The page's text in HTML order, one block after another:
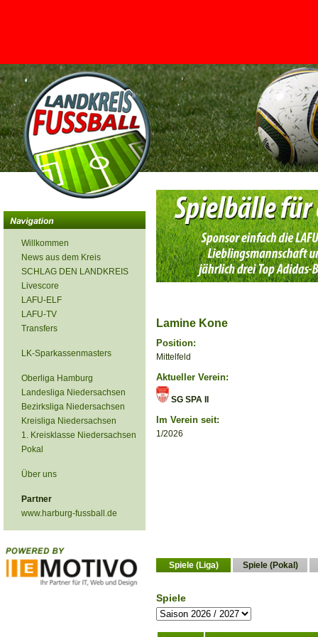
<
Willkommen
News aus dem Kreis
SCHLAG DEN LANDKREIS
Livescore
LAFU-ELF
LAFU-TV
Transfers
LK-Sparkassenmasters
Oberliga Hamburg
Landesliga Niedersachsen
Bezirksliga Niedersachsen
Kreisliga Niedersachsen
1. Kreisklasse Niedersachsen
Pokal
Über uns
Partner
www.harburg-fussball.de
Lamine Kone
Position:
Mittelfeld
Aktueller Verein:
SG SPA II
Im Verein seit:
1/2026
Spiele (Liga) Spiele (Pokal)
Spiele